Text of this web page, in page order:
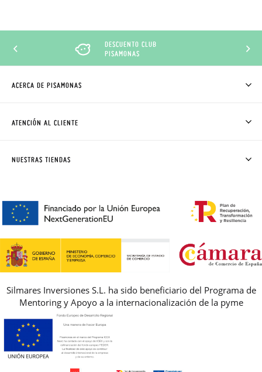
DESCUENTO CLUB
PISAMONAS
ACERCA DE PISAMONAS
CÓMO COMPRAR
AVISO LEGAL, PRIVACIDAD Y COOKIES
REBAJAS
ATENCIÓN AL CLIENTE
PREGUNTAS FRECUENTES
NUESTRAS TIENDAS
Silmares Inversiones S.L. ha sido beneficiario del Programa de
Mentoring y Apoyo a la internacionalización de la pyme